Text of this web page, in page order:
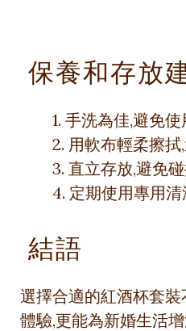
保養和存放
1. 手洗為佳,避免使
2. 用軟布輕柔擦拭
3. 直立存放,避免碰
4. 定期使用專用清
結語
選擇合適的紅酒杯套
體驗,更能為新婚生活